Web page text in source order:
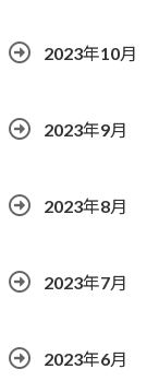
2023年10月
2023年9月
2023年8月
2023年7月
2023年6月